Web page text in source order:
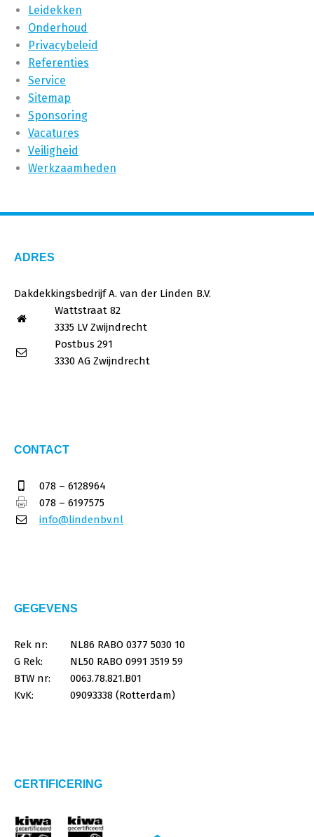
Leidekken
Onderhoud
Privacybeleid
Referenties
Service
Sitemap
Sponsoring
Vacatures
Veiligheid
Werkzaamheden
ADRES
Dakdekkingsbedrijf A. van der Linden B.V.
Wattstraat 82
3335 LV Zwijndrecht
Postbus 291
3330 AG Zwijndrecht
CONTACT
078 – 6128964
078 – 6197575
info@lindenbv.nl
GEGEVENS
Rek nr:
NL86 RABO 0377 5030 10
G Rek:
NL50 RABO 0991 3519 59
BTW nr:
0063.78.821.B01
KvK:
09093338 (Rotterdam)
CERTIFICERING